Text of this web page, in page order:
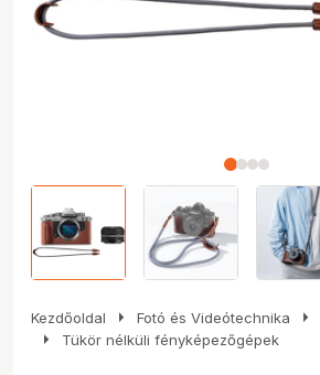
Kezdőoldal arrow_right Fotó és Videótechnika arrow_right
arrow_right Tükör nélküli fényképezőgépek